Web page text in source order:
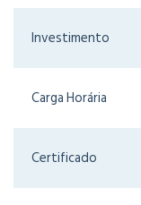
Investimento
Carga Horária
Certificado